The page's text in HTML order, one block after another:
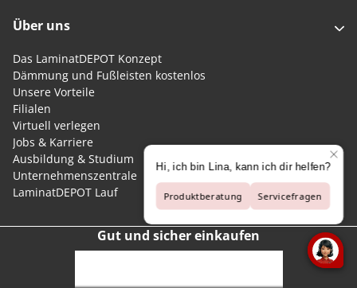
Über uns
Das LaminatDEPOT Konzept
Dämmung und Fußleisten kostenlos
Unsere Vorteile
Filialen
Virtuell verlegen
Jobs & Karriere
Ausbildung & Studium
Unternehmenszentrale
LaminatDEPOT Lauf
Gut und sicher einkaufen